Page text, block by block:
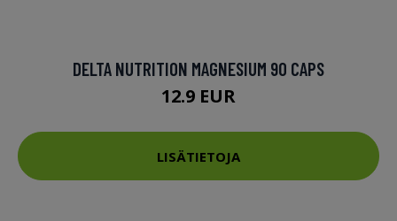
DELTA NUTRITION MAGNESIUM 90 CAPS
12.9 EUR
LISÄTIETOJA